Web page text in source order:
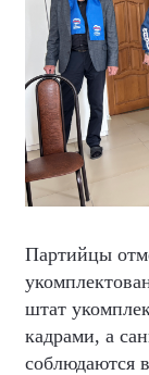
Партийцы
штат
кадрами, а
соблюдаются